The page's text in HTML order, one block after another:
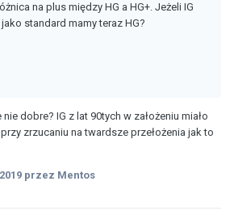
na plus między HG a HG+. Jeżeli IG
standard mamy teraz HG?
dobre? IG z lat 90tych w założeniu miało
zrzucaniu na twardsze przełożenia jak to
przez Mentos